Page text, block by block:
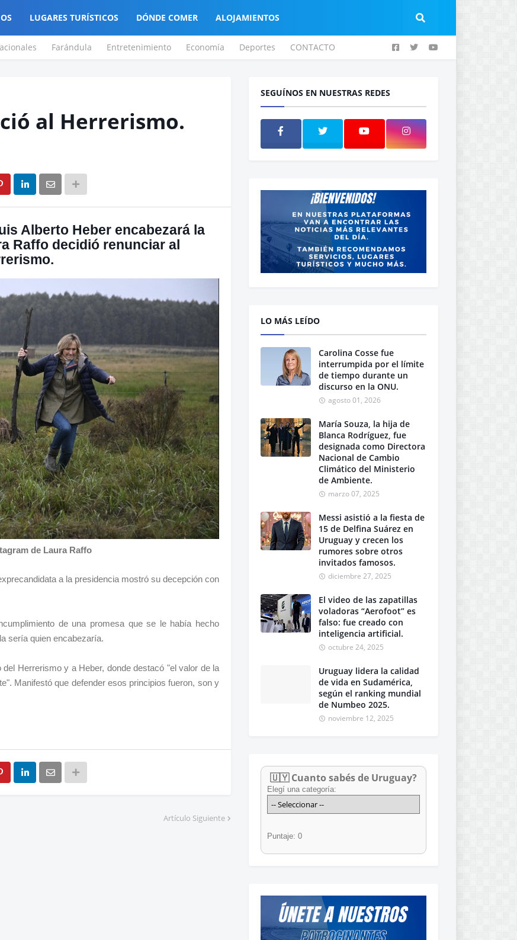
LUGARES TURÍSTICOS DÓNDE COMER ALOJAMIENTOS
Farándula Entretenimiento Economía Deportes CONTACTO
al Herrerismo.
Alberto Heber encabezará la
Raffo decidió renunciar al
de Laura Raffo
a la presidencia mostró su decepción con
de una promesa que se le había hecho
sería quien encabezaría.
Herrerismo y a Heber, donde destacó "el valor de la
Manifestó que defender esos principios fueron, son y
Artículo Siguiente
SEGUÍNOS EN NUESTRAS REDES
LO MÁS LEÍDO
Carolina Cosse fue
interrumpida por el límite
de tiempo durante un
discurso en la ONU.
agosto 01, 2026
María Souza, la hija de
Blanca Rodríguez, fue
designada como Directora
Nacional de Cambio
Climático del Ministerio
de Ambiente.
marzo 07, 2025
Messi asistió a la fiesta de
15 de Delfina Suárez en
Uruguay y crecen los
rumores sobre otros
invitados famosos.
diciembre 27, 2025
El video de las zapatillas
voladoras “Aerofoot” es
falso: fue creado con
inteligencia artificial.
octubre 24, 2025
Uruguay lidera la calidad
de vida en Sudamérica,
según el ranking mundial
de Numbeo 2025.
noviembre 12, 2025
🇺🇾 Cuanto sabés de Uruguay?
Elegí una categoría:
Puntaje: 0